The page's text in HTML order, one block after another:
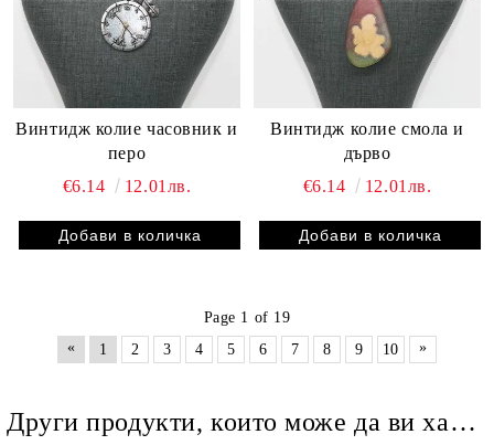
Винтидж колие часовник и
перо
€6.14
12.01лв.
Винтидж колие смола и
дърво
€6.14
12.01лв.
Page 1 of 19
«
1 2 3 4 5 6 7 8 9 10 »
Други продукти, които може да ви харесат